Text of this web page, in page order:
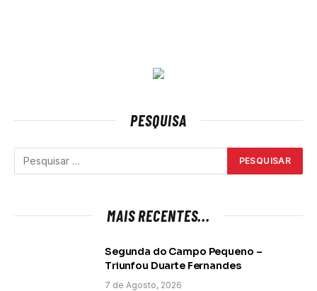
PESQUISA
MAIS RECENTES...
Segunda do Campo Pequeno –
Triunfou Duarte Fernandes
7 de Agosto, 2026